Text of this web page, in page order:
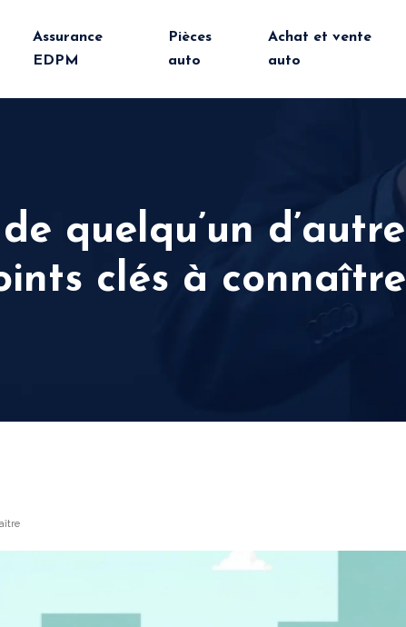
Assurance
EDPM
Pièces
auto
Achat et vente
auto
quelqu’un
clés à connaître